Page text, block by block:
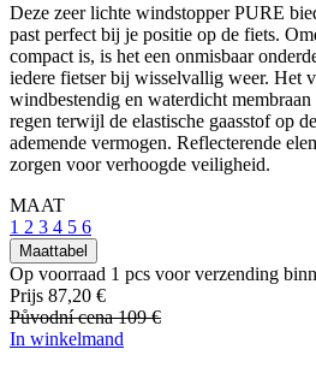
Deze zeer lichte windstopper PURE
past perfect bij je positie op de fiets.
compact is, is het een onmisbaar
iedere fietser bij wisselvallig weer. Het
windbestendig en waterdicht
regen terwijl de elastische gaasstof op
ademende vermogen. Reflecterende
zorgen voor verhoogde veiligheid.
MAAT
1 2 3 4 5 6
Maattabel
Op voorraad 1 pcs voor verzending
Prijs 87,20 €
Původní cena109 €
In winkelmand